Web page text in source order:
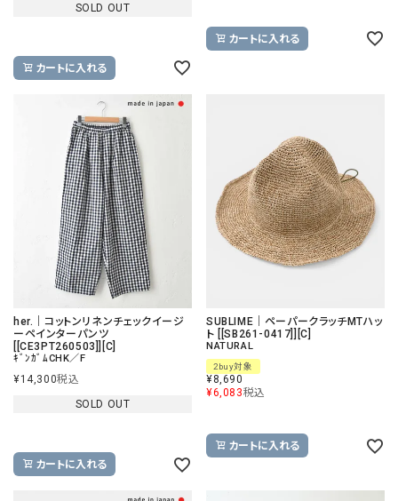
SOLD OUT
カートに入れる
カートに入れる
her.｜コットンリネンチェックイージ
ーペインターパンツ
[[CE3PT260503]][C]
ｷﾞﾝｶﾞﾑCHK／F
¥14,300税込
SOLD OUT
カートに入れる
SUBLIME｜ペーパークラッチMTハッ
ト [[SB261-0417]][C]
NATURAL
2buy対象
¥8,690
¥6,083税込
カートに入れる